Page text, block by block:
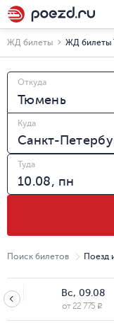
ЖД билеты ЖД билеты
Откуда
Куда
Туда
Поиск билетов Поезд
Вс, 09.08
от22 775 R